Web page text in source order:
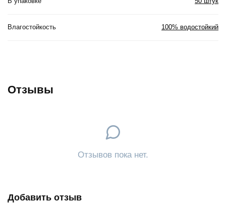
Влагостойкость 100% водостойкий
Отзывы
Отзывов пока нет.
Добавить отзыв